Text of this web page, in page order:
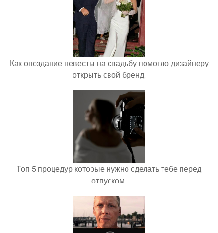
Как опоздание невесты на свадьбу помогло дизайнеру
открыть свой бренд.
Топ 5 процедур которые нужно сделать тебе перед
отпуском.